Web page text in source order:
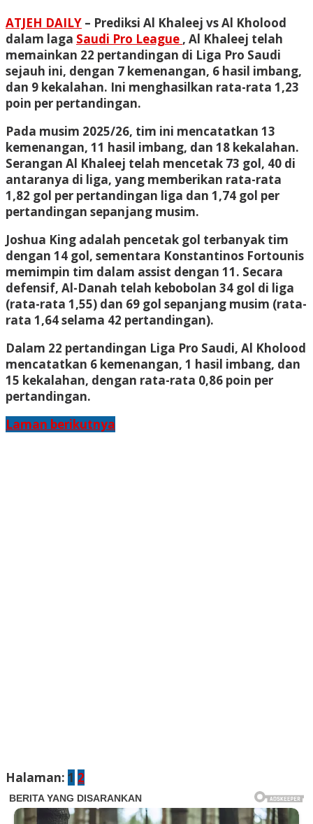
ATJEH DAILY – Prediksi Al Khaleej vs Al Kholood
dalam laga Saudi Pro League , Al Khaleej telah
memainkan 22 pertandingan di Liga Pro Saudi
sejauh ini, dengan 7 kemenangan, 6 hasil imbang,
dan 9 kekalahan. Ini menghasilkan rata-rata 1,23
poin per pertandingan.
Pada musim 2025/26, tim ini mencatatkan 13
kemenangan, 11 hasil imbang, dan 18 kekalahan.
Serangan Al Khaleej telah mencetak 73 gol, 40 di
antaranya di liga, yang memberikan rata-rata
1,82 gol per pertandingan liga dan 1,74 gol per
pertandingan sepanjang musim.
Joshua King adalah pencetak gol terbanyak tim
dengan 14 gol, sementara Konstantinos Fortounis
memimpin tim dalam assist dengan 11. Secara
defensif, Al-Danah telah kebobolan 34 gol di liga
(rata-rata 1,55) dan 69 gol sepanjang musim (rata-
rata 1,64 selama 42 pertandingan).
Dalam 22 pertandingan Liga Pro Saudi, Al Kholood
mencatatkan 6 kemenangan, 1 hasil imbang, dan
15 kekalahan, dengan rata-rata 0,86 poin per
pertandingan.
Laman berikutnya
Halaman: 1 2